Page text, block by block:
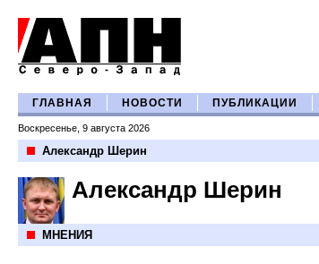
ГЛАВНАЯ НОВОСТИ ПУБЛИКАЦИИ
Воскресенье, 9 августа 2026
Александр Шерин
Александр Шерин
МНЕНИЯ